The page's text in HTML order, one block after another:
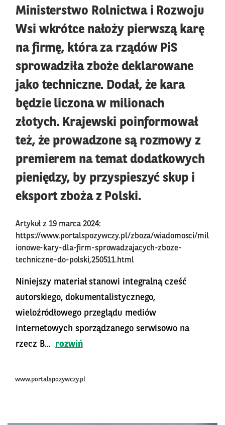
Ministerstwo Rolnictwa i Rozwoju
Wsi wkrótce nałoży pierwszą karę
na firmę, która za rządów PiS
sprowadziła zboże deklarowane
jako techniczne. Dodał, że kara
będzie liczona w milionach
złotych. Krajewski poinformował
też, że prowadzone są rozmowy z
premierem na temat dodatkowych
pieniędzy, by przyspieszyć skup i
eksport zboża z Polski.
Artykuł z 19 marca 2024:
https://www.portalspozywczy.pl/zboza/wiadomosci/mil
ionowe-kary-dla-firm-sprowadzajacych-zboze-
techniczne-do-polski,250511.html
Niniejszy materiał stanowi integralną cześć
autorskiego, dokumentalistycznego,
wieloźródłowego przeglądu mediów
internetowych sporządzanego serwisowo na
rzecz B...
rozwiń
www.portalspozywczy.pl